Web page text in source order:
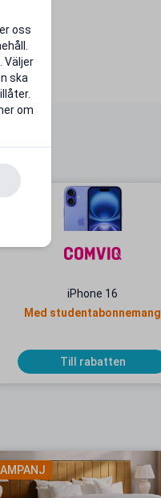
iPhone 16
Med studentabonnemang
Till rabatten
oss
Väljer
ska
om